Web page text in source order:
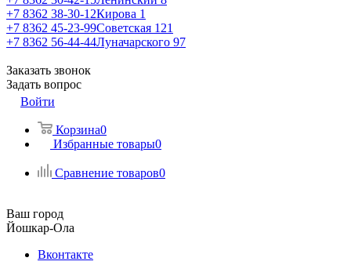
+7 8362 38-30-12Кирова 1
+7 8362 45-23-99Советская 121
+7 8362 56-44-44Луначарского 97
Заказать звонок
Задать вопрос
Войти
Корзина0
Избранные товары0
Сравнение товаров0
Ваш город
Йошкар-Ола
Вконтакте